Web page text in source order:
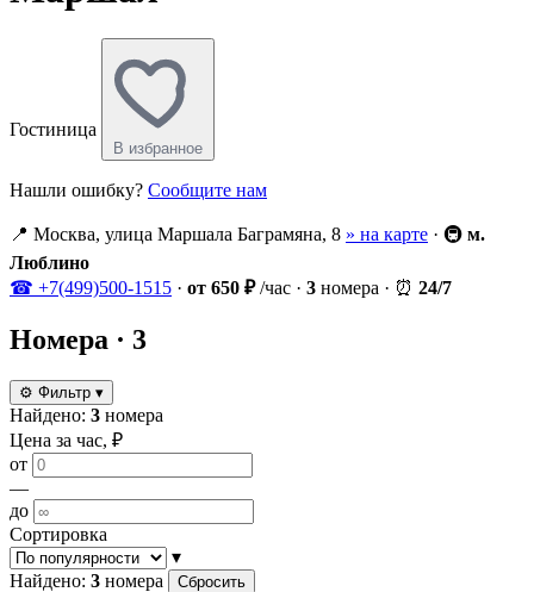
Гостиница
В избранное
Нашли ошибку? Сообщите нам
📍 Москва, улица Маршала Баграмяна, 8 » на карте · 🚇 м.
Люблино
☎ +7(499)500-1515 · от 650 ₽/час · 3 номера · ⏰ 24/7
Номера · 3
⚙ Фильтр ▾
Найдено: 3 номера
Цена за час, ₽
от
—
до
Сортировка
▾
Найдено: 3 номера Сбросить